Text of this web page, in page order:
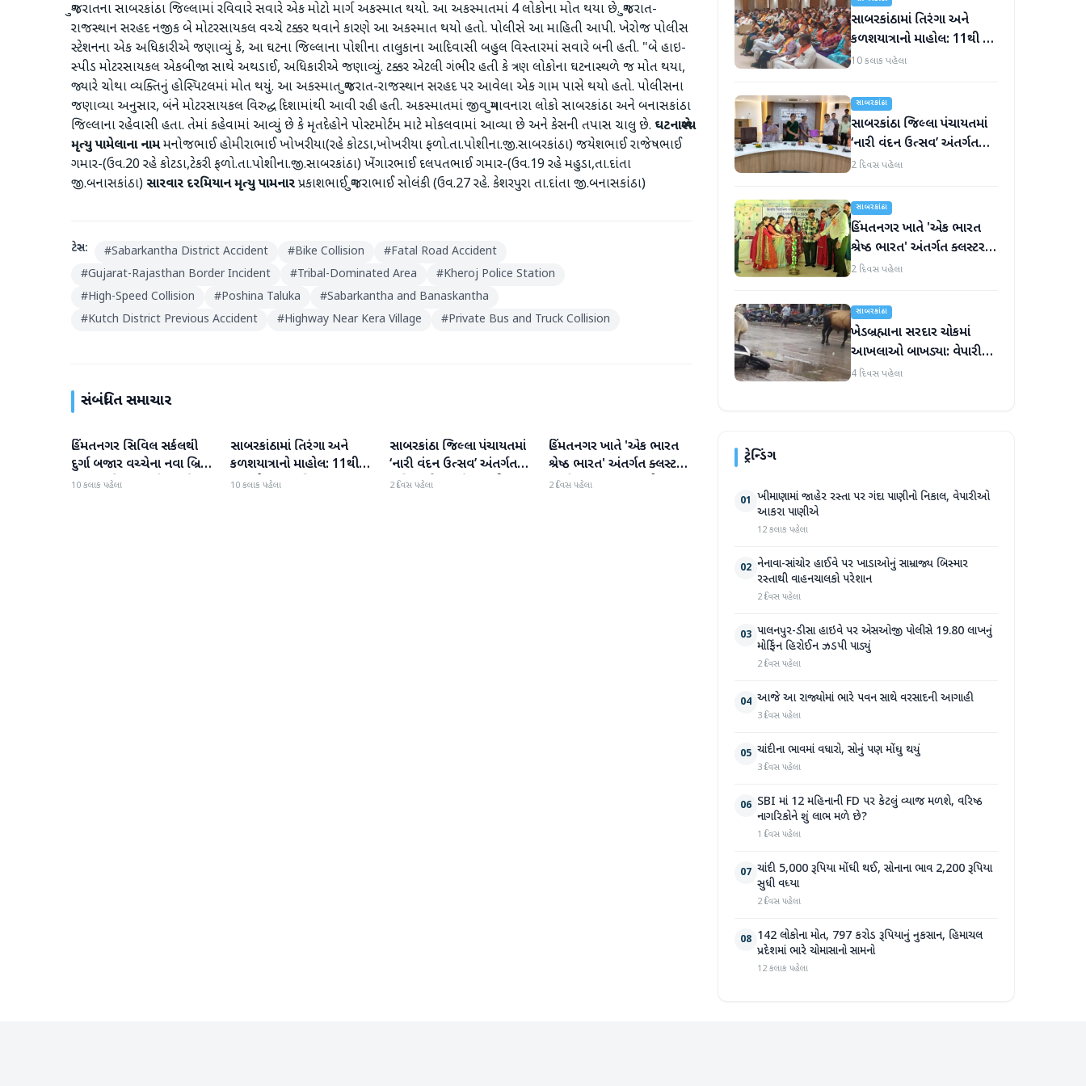
ગુજરાતના સાબરકાંઠા જિલ્લામાં રવિવારે સવારે એક મોટો માર્ગ અકસ્માત થયો. આ અકસ્માતમાં 4 લોકોના મોત થયા છે. ગુજરાત-
રાજસ્થાન સરહદ નજીક બે મોટરસાયકલ વચ્ચે ટક્કર થવાને કારણે આ અકસ્માત થયો હતો. પોલીસે આ માહિતી આપી. ખેરોજ પોલીસ
સ્ટેશનના એક અધિકારીએ જણાવ્યું કે, આ ઘટના જિલ્લાના પોશીના તાલુકાના આદિવાસી બહુલ વિસ્તારમાં સવારે બની હતી. "બે હાઇ-
સ્પીડ મોટરસાયકલ એકબીજા સાથે અથડાઈ, અધિકારીએ જણાવ્યું. ટક્કર એટલી ગંભીર હતી કે ત્રણ લોકોના ઘટનાસ્થળે જ મોત થયા,
જ્યારે ચોથા વ્યક્તિનું હોસ્પિટલમાં મોત થયું. આ અકસ્માત ગુજરાત-રાજસ્થાન સરહદ પર આવેલા એક ગામ પાસે થયો હતો. પોલીસના
જણાવ્યા અનુસાર, બંને મોટરસાયકલ વિરુદ્ધ દિશામાંથી આવી રહી હતી. અકસ્માતમાં જીવ ગુમાવનારા લોકો સાબરકાંઠા અને બનાસકાંઠા
જિલ્લાના રહેવાસી હતા. તેમાં કહેવામાં આવ્યું છે કે મૃતદેહોને પોસ્ટમોર્ટમ માટે મોકલવામાં આવ્યા છે અને કેસની તપાસ ચાલુ છે. ઘટનાસ્થળે
મૃત્યુ પામેલાના નામમનોજભાઈ હોમીરાભાઈ ખોખરીયા(રહે કોટડા,ખોખરીયા ફળો.તા.પોશીના.જી.સાબરકાંઠા) જયેશભાઈ રાજેષભાઈ
ગમાર-(ઉવ.20 રહે કોટડા,ટેકરી ફળો.તા.પોશીના.જી.સાબરકાંઠા) ખેંગારભાઈ દલપતભાઈ ગમાર-(ઉવ.19 રહે મહુડા,તા.દાંતા
જી.બનાસકાંઠા) સારવાર દરમિયાન મૃત્યુ પામનારપ્રકાશભાઈ ગુજરાભાઈ સોલંકી (ઉવ.27 રહે. કેશરપુરા તા.દાંતા જી.બનાસકાંઠા)
ટેગ્સ: #Sabarkantha District Accident #Bike Collision #Fatal Road Accident
#Gujarat-Rajasthan Border Incident #Tribal-Dominated Area #Kheroj Police Station
#High-Speed Collision #Poshina Taluka #Sabarkantha and Banaskantha
#Kutch District Previous Accident #Highway Near Kera Village #Private Bus and Truck Collision
સંબંધિત સમાચાર
સાબરકાંઠા
હિંમતનગર સિવિલ સર્કલથી
દુર્ગા બજાર વચ્ચેના નવા બ્રિજ
પર ચાર વિશાળ સ્ટીલ ગર્ડર
10 કલાક પહેલા
સાબરકાંઠા
સાબરકાંઠામાં તિરંગા અને
કળશયાત્રાનો માહોલ: 11થી
16 ઓગસ્ટ દરમિયાન ભાજપ
10 કલાક પહેલા
સાબરકાંઠા
સાબરકાંઠા જિલ્લા પંચાયતમાં
‘નારી વંદન ઉત્સવ’ અંતર્ગત
‘મહિલા નેતૃત્વ દિવસ’ની ભવ્ય
2 દિવસ પહેલા
સાબરકાંઠા
હિંમતનગર ખાતે 'એક ભારત
શ્રેષ્ઠ ભારત' અંતર્ગત ક્લસ્ટર
સ્તરીય 'કલા ઉત્સવ'નો પ્રારંભ
2 દિવસ પહેલા
સાબરકાંઠામાં તિરંગા અને
કળશયાત્રાનો માહોલ: 11થી 16
ઓગસ્ટ દરમિયાન ભાજપ
10 કલાક પહેલા
સાબરકાંઠા
સાબરકાંઠા જિલ્લા પંચાયતમાં
‘નારી વંદન ઉત્સવ’ અંતર્ગત
‘મહિલા નેતૃત્વ દિવસ’ની ભવ્ય
2 દિવસ પહેલા
સાબરકાંઠા
હિંમતનગર ખાતે 'એક ભારત
શ્રેષ્ઠ ભારત' અંતર્ગત ક્લસ્ટર
સ્તરીય 'કલા ઉત્સવ'નો પ્રારંભ
2 દિવસ પહેલા
સાબરકાંઠા
ખેડબ્રહ્માના સરદાર ચોકમાં
આખલાઓ બાખડ્યા: વેપારીનું
મોપેડ અડફેટે, જાનહાનિ ટળી
4 દિવસ પહેલા
ટ્રેન્ડિંગ
01 ખીમાણામાં જાહેર રસ્તા પર ગંદા પાણીનો નિકાલ, વેપારીઓ
આકરા પાણીએ
12 કલાક પહેલા
02 નેનાવા-સાંચોર હાઈવે પર ખાડાઓનું સામ્રાજ્ય બિસ્માર
રસ્તાથી વાહનચાલકો પરેશાન
2 દિવસ પહેલા
03 પાલનપુર-ડીસા હાઇવે પર એસઓજી પોલીસે 19.80 લાખનું
મોર્ફિન હિરોઈન ઝડપી પાડ્યું
2 દિવસ પહેલા
04 આજે આ રાજ્યોમાં ભારે પવન સાથે વરસાદની આગાહી
3 દિવસ પહેલા
05 ચાંદીના ભાવમાં વધારો, સોનું પણ મોંઘુ થયું
3 દિવસ પહેલા
06 SBI માં 12 મહિનાની FD પર કેટલું વ્યાજ મળશે, વરિષ્ઠ
નાગરિકોને શું લાભ મળે છે?
1 દિવસ પહેલા
07 ચાંદી 5,000 રૂપિયા મોંઘી થઈ, સોનાના ભાવ 2,200 રૂપિયા
સુધી વધ્યા
2 દિવસ પહેલા
08 142 લોકોના મોત, 797 કરોડ રૂપિયાનું નુકસાન, હિમાચલ
પ્રદેશમાં ભારે ચોમાસાનો સામનો
12 કલાક પહેલા